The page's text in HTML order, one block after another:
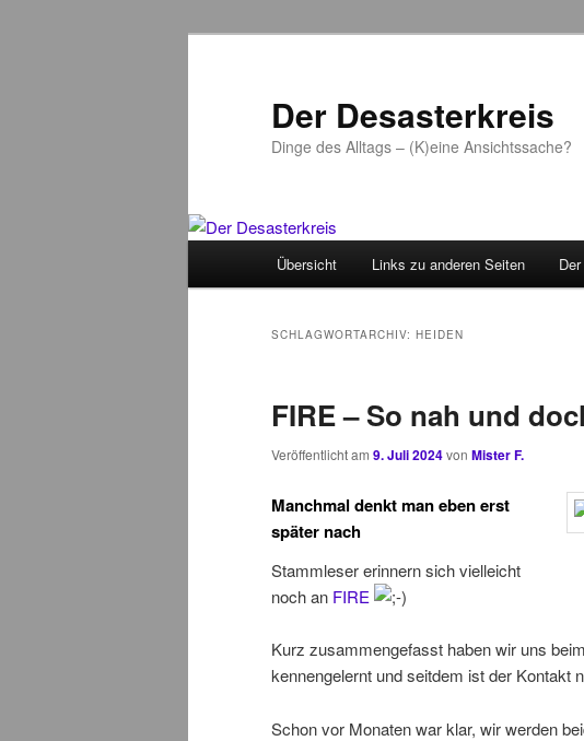
Der Desasterkreis
Dinge des Alltags – (K)eine Ansichtssache?
Übersicht Links zu anderen Seiten
SCHLAGWORTARCHIV: HEIDEN
FIRE – So nah und
Veröffentlicht am 9. Juli 2024von Mister F.
Manchmal denkt man eben erst
später nach
Stammleser erinnern sich vielleicht
noch an FIRE
Kurz zusammengefasst haben wir uns beim
kennengelernt und seitdem ist der Kontakt
Schon vor Monaten war klar, wir werden